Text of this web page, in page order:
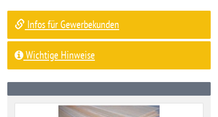
Infos für Gewerbekunden
Wichtige Hinweise